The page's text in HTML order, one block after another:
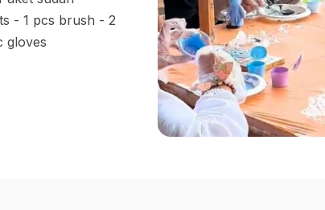
- 1 pcs brush - 2
gloves